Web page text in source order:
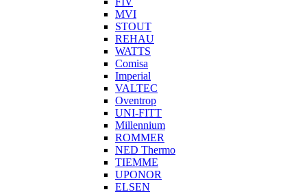
MVI
STOUT
REHAU
WATTS
Comisa
Imperial
VALTEC
Oventrop
UNI-FITT
Millennium
ROMMER
NED Thermo
TIEMME
UPONOR
ELSEN